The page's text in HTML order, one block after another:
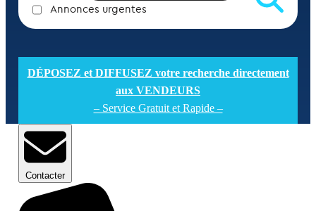
Annonces urgentes
DÉPOSEZ et DIFFUSEZ votre recherche directement
aux VENDEURS
– Service Gratuit et Rapide –
Contacter